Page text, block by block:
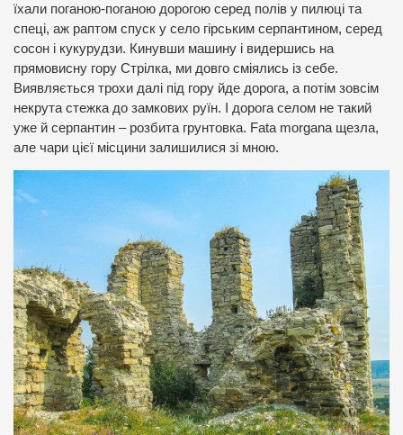
їхали поганою-поганою дорогою серед полів у пилюці та
спеці, аж раптом спуск у село гірським серпантином, серед
сосон і кукурудзи. Кинувши машину і видершись на
прямовисну гору Стрілка, ми довго сміялись із себе.
Виявляється трохи далі під гору йде дорога, а потім зовсім
некрута стежка до замкових руїн. І дорога селом не такий
уже й серпантин – розбита грунтовка. Fata morgana щезла,
але чари цієї місцини залишилися зі мною.